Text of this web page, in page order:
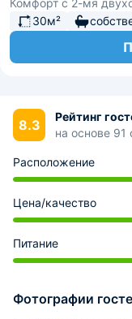
Комфорт с 2-мя
30м²
8.3
Рейтинг
на основе 91
Расположение
Цена/качество
Питание
Фотографии